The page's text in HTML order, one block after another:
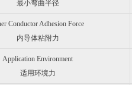
最小弯曲半径
Conductor Adhesion Force
内导体粘附力
Application Environment
适用环境力